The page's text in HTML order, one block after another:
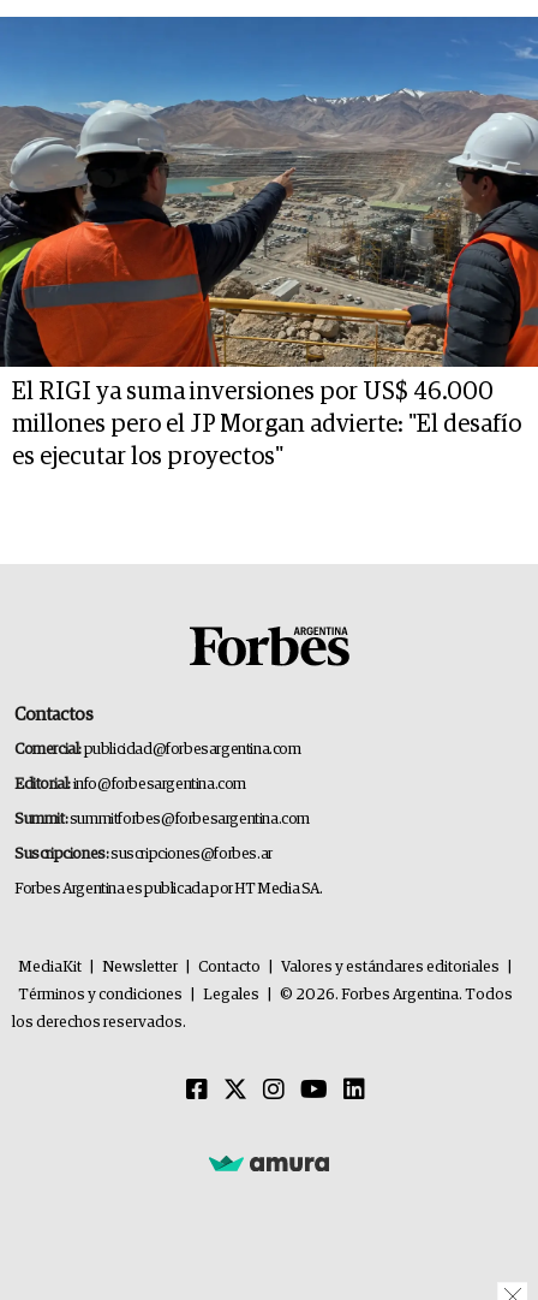
El RIGI ya suma inversiones por US$ 46.000
millones pero el JP Morgan advierte: "El desafío
es ejecutar los proyectos"
Contactos
Comercial:publicidad@forbesargentina.com
Editorial:info@forbesargentina.com
Summit:summitforbes@forbesargentina.com
Suscripciones:suscripciones@forbes.ar
Forbes Argentina es publicada por HT Media SA.
MediaKit Newsletter Contacto Valores y estándares editoriales
Términos y condiciones
Legales
© 2026. Forbes Argentina. Todos
los derechos reservados.